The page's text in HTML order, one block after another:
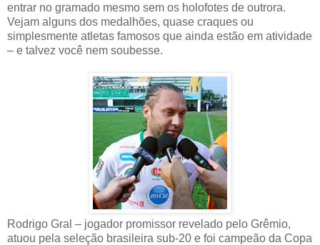
entrar no gramado mesmo sem os holofotes de outrora.
Vejam alguns dos medalhões, quase craques ou
simplesmente atletas famosos que ainda estão em atividade
– e talvez você nem soubesse.
Rodrigo Gral – jogador promissor revelado pelo Grêmio,
atuou pela seleção brasileira sub-20 e foi campeão da Copa